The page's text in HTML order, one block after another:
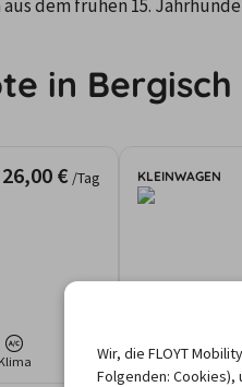
dem frühen 15.
in Bergisch
26,00 € /Tag
Klima
KLEINWAGEN
2
Wir, die FLOYT
Folgenden: Cookies),